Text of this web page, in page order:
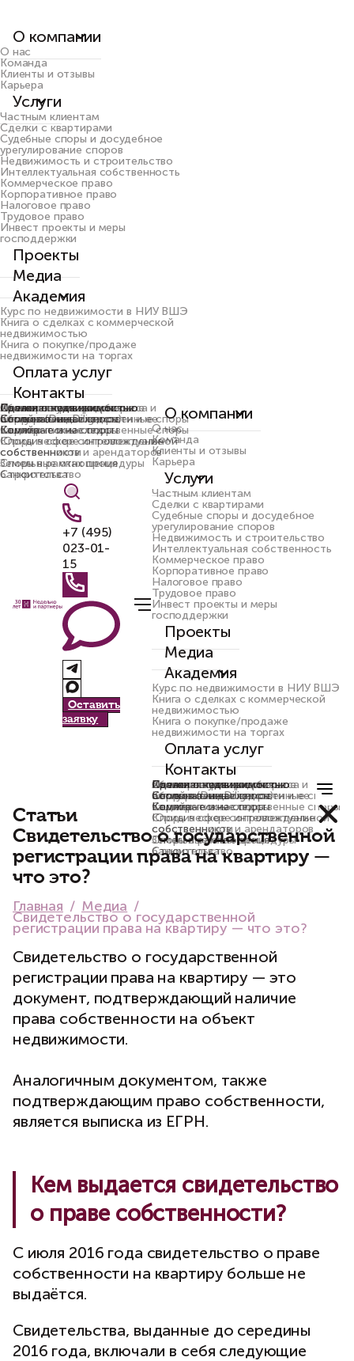
О компании
О нас
Команда
Клиенты и отзывы
Карьера
Услуги
Частным клиентам
Сделки с недвижимостью
Семейные и наследственные споры
Сделки с квартирами
Судебные споры и досудебное
урегулирование споров
Коммерческие споры
Корпоративные споры
Семейные и наследственные споры
Споры в сфере интеллектуальной
собственности
Споры в рамках процедуры
банкротства
Недвижимость и строительство
Сделки с недвижимостью
Споры по недвижимости и ее
защита
Юридическое сопровождение
собственников и арендаторов
Земельные отношения
Строительство
Интеллектуальная собственность
Интеллектуальные споры
Коммерческое право
Абонентское юридическое
обслуживание
Коммерческие споры
Корпоративное право
Правовая проверка бизнеса и
активов (Due Diligence)
Корпоративные споры
Налоговое право
Трудовое право
Инвест проекты и меры
господдержки
Проекты
Медиа
Академия
Курс по недвижимости в НИУ ВШЭ
Книга о сделках с коммерческой
недвижимостью
Книга о покупке/продаже
недвижимости на торгах
Оплата услуг
Контакты
О компании
О нас
Команда
Клиенты и отзывы
Карьера
Услуги
Частным клиентам
Сделки с недвижимостью
Семейные и наследственные споры
Сделки с квартирами
Судебные споры и досудебное
урегулирование споров
Коммерческие споры
Корпоративные споры
Семейные и наследственные споры
Споры в сфере интеллектуальной
собственности
Споры в рамках процедуры
банкротства
Недвижимость и строительство
Сделки с недвижимостью
Споры по недвижимости и ее
защита
Юридическое сопровождение
собственников и арендаторов
Земельные отношения
Строительство
Интеллектуальная собственность
Интеллектуальные споры
Коммерческое право
Абонентское юридическое
обслуживание
Коммерческие споры
Корпоративное право
Правовая проверка бизнеса и
активов (Due Diligence)
Корпоративные споры
Налоговое право
Трудовое право
Инвест проекты и меры
господдержки
Проекты
Медиа
Академия
Курс по недвижимости в НИУ ВШЭ
Книга о сделках с коммерческой
недвижимостью
Книга о покупке/продаже
недвижимости на торгах
Оплата услуг
Контакты
+7 (495)
023-01-
15
Оставить
заявку
Статьи
Свидетельство о государственной
регистрации права на квартиру —
что это?
Главная Медиа
Свидетельство о государственной
регистрации права на квартиру — что это?
Свидетельство о государственной
регистрации права на квартиру — это
документ, подтверждающий наличие
права собственности на объект
недвижимости.
Аналогичным документом, также
подтверждающим право собственности,
является выписка из ЕГРН.
Кем выдается свидетельство
о праве собственности?
С июля 2016 года свидетельство о праве
собственности на квартиру больше не
выдаётся.
Свидетельства, выданные до середины
2016 года, включали в себя следующие